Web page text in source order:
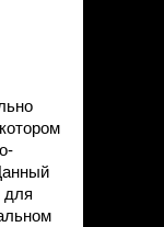
для